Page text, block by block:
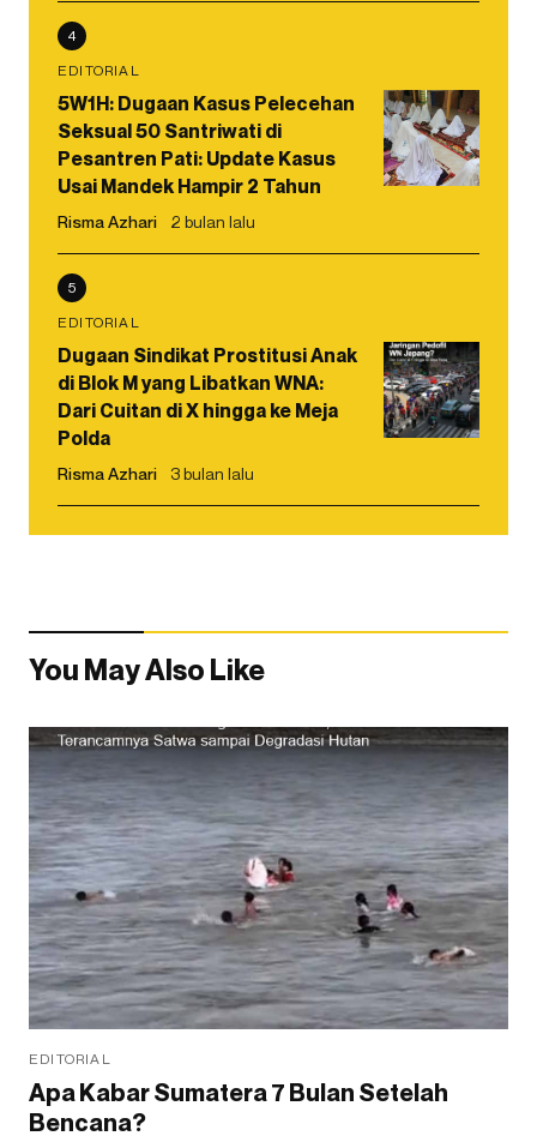
4
EDITORIAL
5W1H: Dugaan Kasus Pelecehan
Seksual 50 Santriwati di
Pesantren Pati: Update Kasus
Usai Mandek Hampir 2 Tahun
Risma Azhari 2 bulan lalu
5
EDITORIAL
Dugaan Sindikat Prostitusi Anak
di Blok M yang Libatkan WNA:
Dari Cuitan di X hingga ke Meja
Polda
Risma Azhari 3 bulan lalu
You May Also Like
EDITORIAL
Apa Kabar Sumatera 7 Bulan Setelah
Bencana?